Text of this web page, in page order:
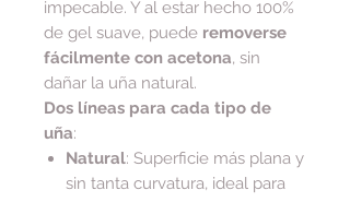
impecable. Y al estar hecho 100%
de gel suave, puede removerse
fácilmente con acetona, sin
dañar la uña natural.
Dos líneas para cada tipo de
uña:
Natural: Superficie más plana y
sin tanta curvatura, ideal para